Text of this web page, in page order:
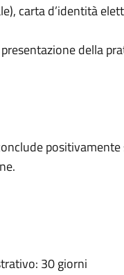
carta d’identità
della
30 giorni